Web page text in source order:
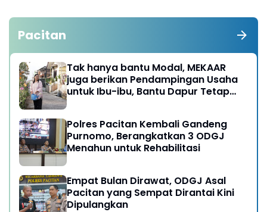
Pacitan
Tak hanya bantu Modal, MEKAAR
juga berikan Pendampingan Usaha
untuk Ibu-ibu, Bantu Dapur Tetap
Polres Pacitan Kembali Gandeng
Purnomo, Berangkatkan 3 ODGJ
Menahun untuk Rehabilitasi
Empat Bulan Dirawat, ODGJ Asal
Pacitan yang Sempat Dirantai Kini
Dipulangkan